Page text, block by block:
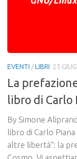
EVENTI /LIBRI 25
La
libro di Carlo
By Simone
libro di Carlo
altre libertà“: la